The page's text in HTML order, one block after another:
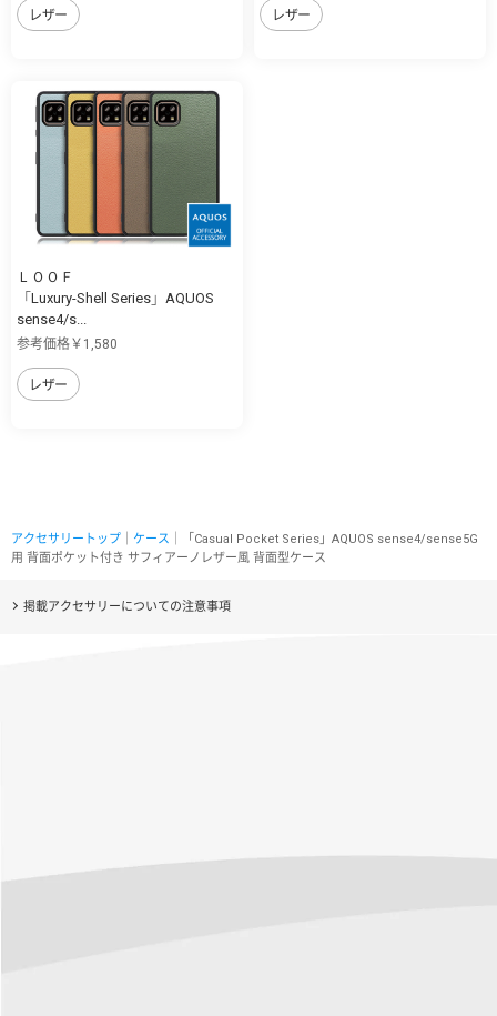
レザー レザー
ＬＯＯＦ
「Luxury-Shell Series」AQUOS
sense4/s...
参考価格￥1,580
レザー
アクセサリートップ ケース ｜「Casual Pocket Series」AQUOS sense4/sense5G
用 背面ポケット付き サフィアーノレザー風 背面型ケース
掲載アクセサリーについての注意事項